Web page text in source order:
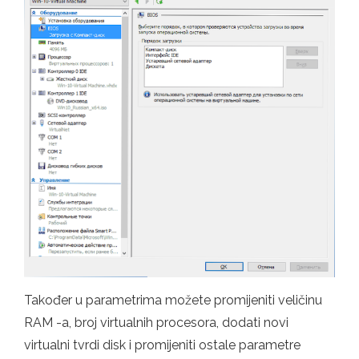
Također u parametrima možete promijeniti veličinu
RAM -a, broj virtualnih procesora, dodati novi
virtualni tvrdi disk i promijeniti ostale parametre